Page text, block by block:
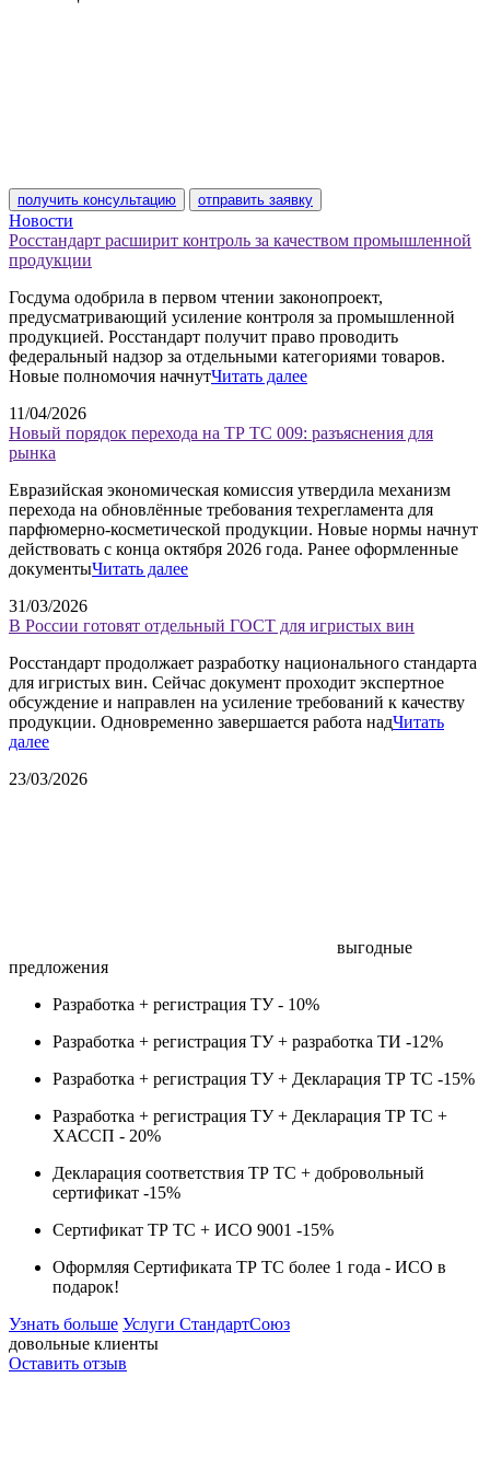
получить консультацию отправить заявку
Новости
Росстандарт расширит контроль за качеством промышленной
продукции
Госдума одобрила в первом чтении законопроект,
предусматривающий усиление контроля за промышленной
продукцией. Росстандарт получит право проводить
федеральный надзор за отдельными категориями товаров.
Новые полномочия начнутЧитать далее
11/04/2026
Новый порядок перехода на ТР ТС 009: разъяснения для
рынка
Евразийская экономическая комиссия утвердила механизм
перехода на обновлённые требования техрегламента для
парфюмерно-косметической продукции. Новые нормы начнут
действовать с конца октября 2026 года. Ранее оформленные
документыЧитать далее
31/03/2026
В России готовят отдельный ГОСТ для игристых вин
Росстандарт продолжает разработку национального стандарта
для игристых вин. Сейчас документ проходит экспертное
обсуждение и направлен на усиление требований к качеству
продукции. Одновременно завершается работа надЧитать
далее
23/03/2026
выгодные
предложения
Разработка + регистрация ТУ - 10%
Разработка + регистрация ТУ + разработка ТИ -12%
Разработка + регистрация ТУ + Декларация ТР ТС -15%
Разработка + регистрация ТУ + Декларация ТР ТС +
ХАССП - 20%
Декларация соответствия ТР ТС + добровольный
сертификат -15%
Сертификат ТР ТС + ИСО 9001 -15%
Оформляя Сертификата ТР ТС более 1 года - ИСО в
подарок!
Узнать больше Услуги СтандартСоюз
довольные клиенты
Оставить отзыв